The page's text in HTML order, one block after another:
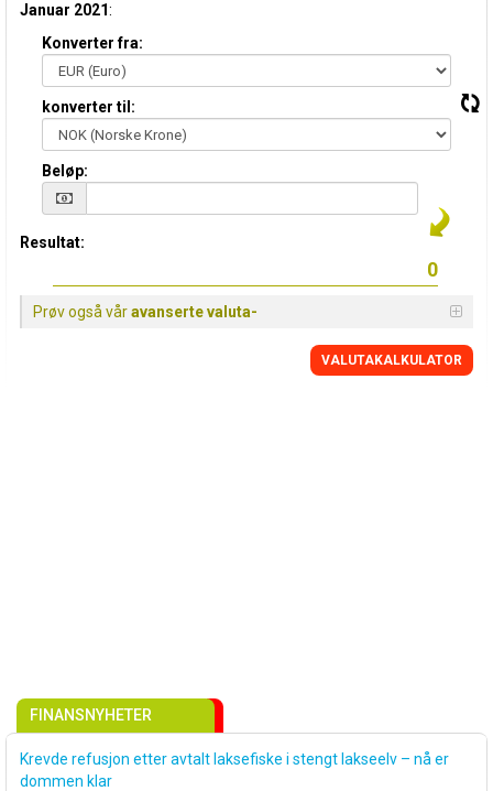
Januar 2021:
Konverter fra:
konverter til:
Beløp:
Resultat:
Prøv også våravanserte valuta-
VALUTAKALKULATOR
FINANSNYHETER
Krevde refusjon etter avtalt laksefiske i stengt lakseelv – nå er
dommen klar